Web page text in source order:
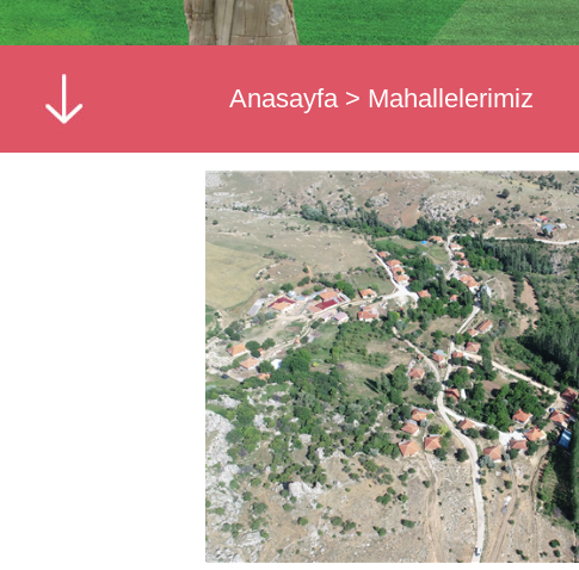
Anasayfa> Mahallelerimiz